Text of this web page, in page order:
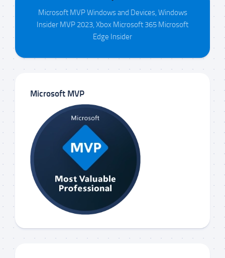
Microsoft MVP Windows and Devices, Windows
Insider MVP 2023, Xbox Microsoft 365 Microsoft
Edge Insider
Microsoft MVP